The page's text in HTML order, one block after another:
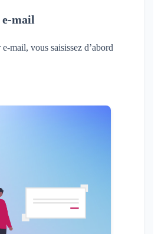
mail
mail, vous saisissez d’abord